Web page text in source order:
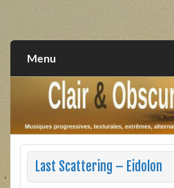
extrêmes, alternatives, texturales
Menu
Last Scattering – Eidolon